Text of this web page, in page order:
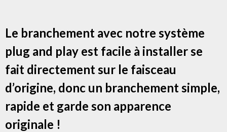
Le branchement avec notre système
plug and play est facile à installer se
fait directement sur le faisceau
d’origine, donc un branchement simple,
rapide et garde son apparence
originale !